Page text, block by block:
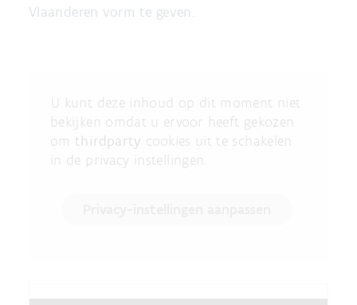
Vlaanderen vorm te geven.
U kunt deze inhoud op dit moment niet
bekijken omdat u ervoor heeft gekozen
om thirdparty cookies uit te schakelen
in de privacy instellingen.